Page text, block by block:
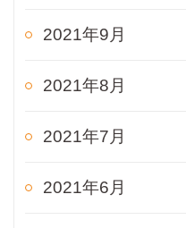
2021年9月
2021年8月
2021年7月
2021年6月